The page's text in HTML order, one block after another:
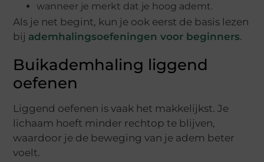
wanneer je merkt dat je hoog ademt.
Als je net begint, kun je ook eerst de basis lezen
bij ademhalingsoefeningen voor beginners.
Buikademhaling liggend
oefenen
Liggend oefenen is vaak het makkelijkst. Je
lichaam hoeft minder rechtop te blijven,
waardoor je de beweging van je adem beter
voelt.